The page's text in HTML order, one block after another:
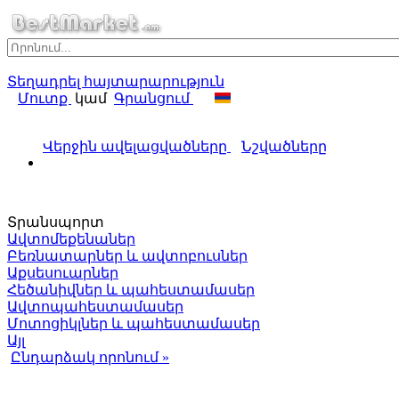
Տեղադրել հայտարարություն
Մուտք կամ Գրանցում
Վերջին ավելացվածները Նշվածները
Տրանսպորտ
Ավտոմեքենաներ
Բեռնատարներ և ավտոբուսներ
Աքսեսուարներ
Հեծանիվներ և պահեստամասեր
Ավտոպահեստամասեր
Մոտոցիկլներ և պահեստամասեր
Այլ
Ընդարձակ որոնում »